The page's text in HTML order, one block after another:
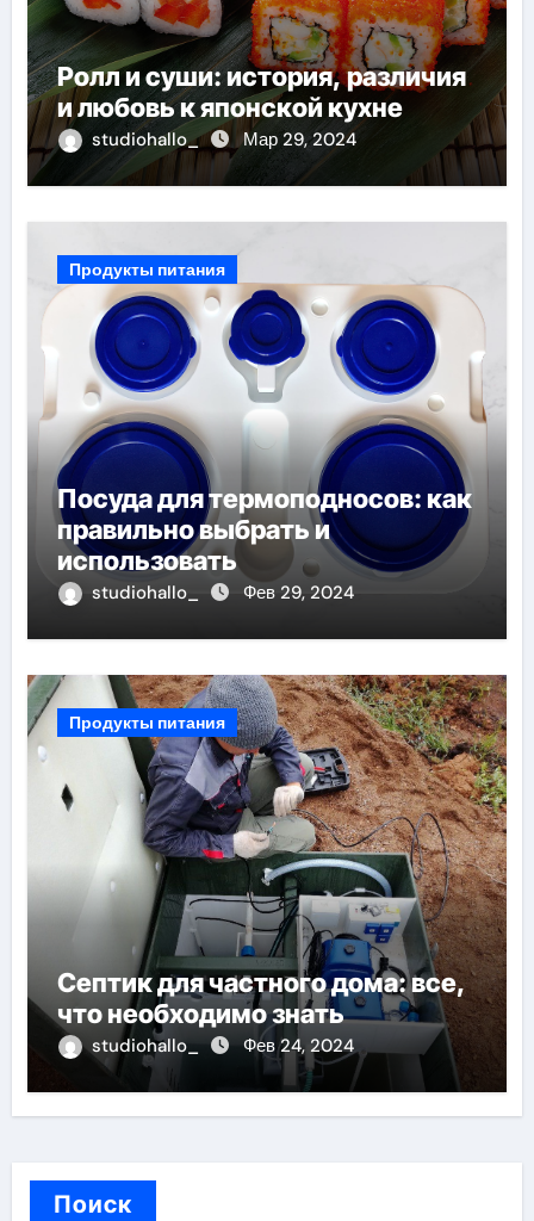
Ролл и суши: история, различия
и любовь к японской кухне
studiohallo_ Мар 29, 2024
Продукты питания
Посуда для термоподносов: как
правильно выбрать и
использовать
studiohallo_ Фев 29, 2024
Продукты питания
Септик для частного дома: все,
что необходимо знать
studiohallo_ Фев 24, 2024
Поиск